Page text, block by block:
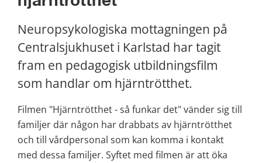
Neuropsykologiska mottagningen på
Centralsjukhuset i Karlstad har tagit
fram en pedagogisk utbildningsfilm
som handlar om hjärntrötthet.
Filmen "Hjärntrötthet - så funkar det" vänder sig till
familjer där någon har drabbats av hjärntrötthet
och till vårdpersonal som kan komma i kontakt
med dessa familjer. Syftet med filmen är att öka